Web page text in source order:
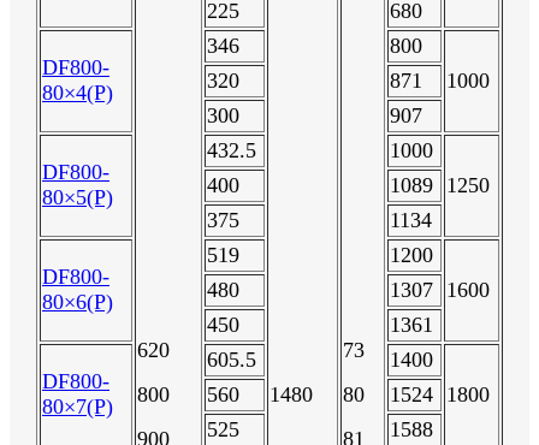
620
800
900
1480
73
80
81
225
680
DF800-
80×4(P)
346
800
1000
320
871
300
907
DF800-
80×5(P)
432.5
1000
1250
400
1089
375
1134
DF800-
80×6(P)
519
1200
1600
480
1307
450
1361
DF800-
80×7(P)
605.5
1400
1800
560
1524
525
1588